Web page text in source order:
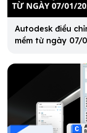
Autodesk điều
mềm từ ngày 07/